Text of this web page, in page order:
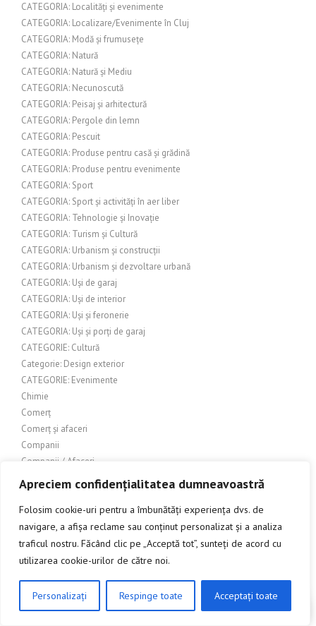
Apreciem confidențialitatea dumneavoastră
Folosim cookie-uri pentru a îmbunătăți experiența dvs. de
navigare, a afișa reclame sau conținut personalizat și a analiza
traficul nostru. Făcând clic pe „Acceptă tot”, sunteți de acord cu
utilizarea cookie-urilor de către noi.
Personalizați Respinge toate Acceptați toate
CATEGORIA: Localități și evenimente
CATEGORIA: Localizare/Evenimente în Cluj
CATEGORIA: Modă și frumusețe
CATEGORIA: Natură
CATEGORIA: Natură și Mediu
CATEGORIA: Necunoscută
CATEGORIA: Peisaj și arhitectură
CATEGORIA: Pergole din lemn
CATEGORIA: Pescuit
CATEGORIA: Produse pentru casă și grădină
CATEGORIA: Produse pentru evenimente
CATEGORIA: Sport
CATEGORIA: Sport și activități în aer liber
CATEGORIA: Tehnologie și Inovație
CATEGORIA: Turism și Cultură
CATEGORIA: Urbanism și construcții
CATEGORIA: Urbanism și dezvoltare urbană
CATEGORIA: Uși de garaj
CATEGORIA: Uși de interior
CATEGORIA: Uși și feronerie
CATEGORIA: Uși și porți de garaj
CATEGORIE: Cultură
Categorie: Design exterior
CATEGORIE: Evenimente
Chimie
Comerț
Comerț și afaceri
Companii
Companii / Afaceri
Companii și afaceri
COMPARATIE
Conectori pentru balustrade din sticla
Confectii metalice
CONSTRUCTII
Construcții – Acoperișuri
Construcții & Design Exterior
Constructii > Uși metalice
CLICK AICI PENTRU A DISCUTA